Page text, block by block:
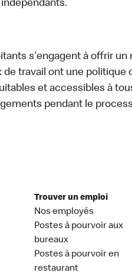
s'engagent à offrir un
travail ont une politique
et accessibles à
pendant le
Trouver un emploi
Nos employés
Postes à pourvoir aux
bureaux
Postes à pourvoir en
restaurant